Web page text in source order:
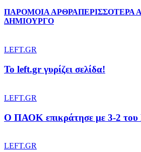
ΠΑΡΟΜΟΙΑ ΑΡΘΡΑΠΕΡΙΣΣΟΤΕΡΑ
ΔΗΜΙΟΥΡΓΟ
LEFT.GR
To left.gr γυρίζει σελίδα!
LEFT.GR
Ο ΠΑΟΚ επικράτησε με 3-2 του
LEFT.GR